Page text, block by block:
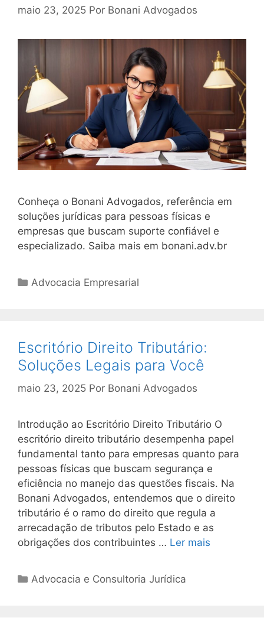
maio 23, 2025 Por Bonani Advogados
Conheça o Bonani Advogados, referência em
soluções jurídicas para pessoas físicas e
empresas que buscam suporte confiável e
especializado. Saiba mais em bonani.adv.br
Categorias
Advocacia Empresarial
Escritório Direito Tributário:
Soluções Legais para Você
maio 23, 2025 Por Bonani Advogados
Introdução ao Escritório Direito Tributário O
escritório direito tributário desempenha papel
fundamental tanto para empresas quanto para
pessoas físicas que buscam segurança e
eficiência no manejo das questões fiscais. Na
Bonani Advogados, entendemos que o direito
tributário é o ramo do direito que regula a
arrecadação de tributos pelo Estado e as
obrigações dos contribuintes … Ler mais
Categorias
Advocacia e Consultoria Jurídica